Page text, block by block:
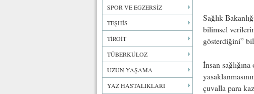
SPOR VE EGZERSİZ
TEŞHİS
TİROİT
TÜBERKÜLOZ
UZUN YAŞAMA
YAZ HASTALIKLARI
Sağlık
bilimsel
gösterdiğini”
İnsan
çuvalla para